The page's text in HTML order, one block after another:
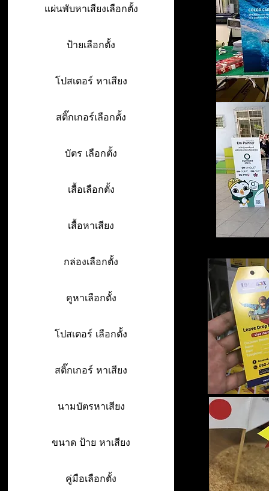
แผ่นพับหาเสียงเลือกตั้ง
ป้ายเลือกตั้ง
โปสเตอร์ หาเสียง
สติ๊กเกอร์เลือกตั้ง
บัตร เลือกตั้ง
เสื้อเลือกตั้ง
เสื้อหาเสียง
กล่องเลือกตั้ง
คูหาเลือกตั้ง
โปสเตอร์ เลือกตั้ง
สติ๊กเกอร์ หาเสียง
นามบัตรหาเสียง
ขนาด ป้าย หาเสียง
คู่มือเลือกตั้ง